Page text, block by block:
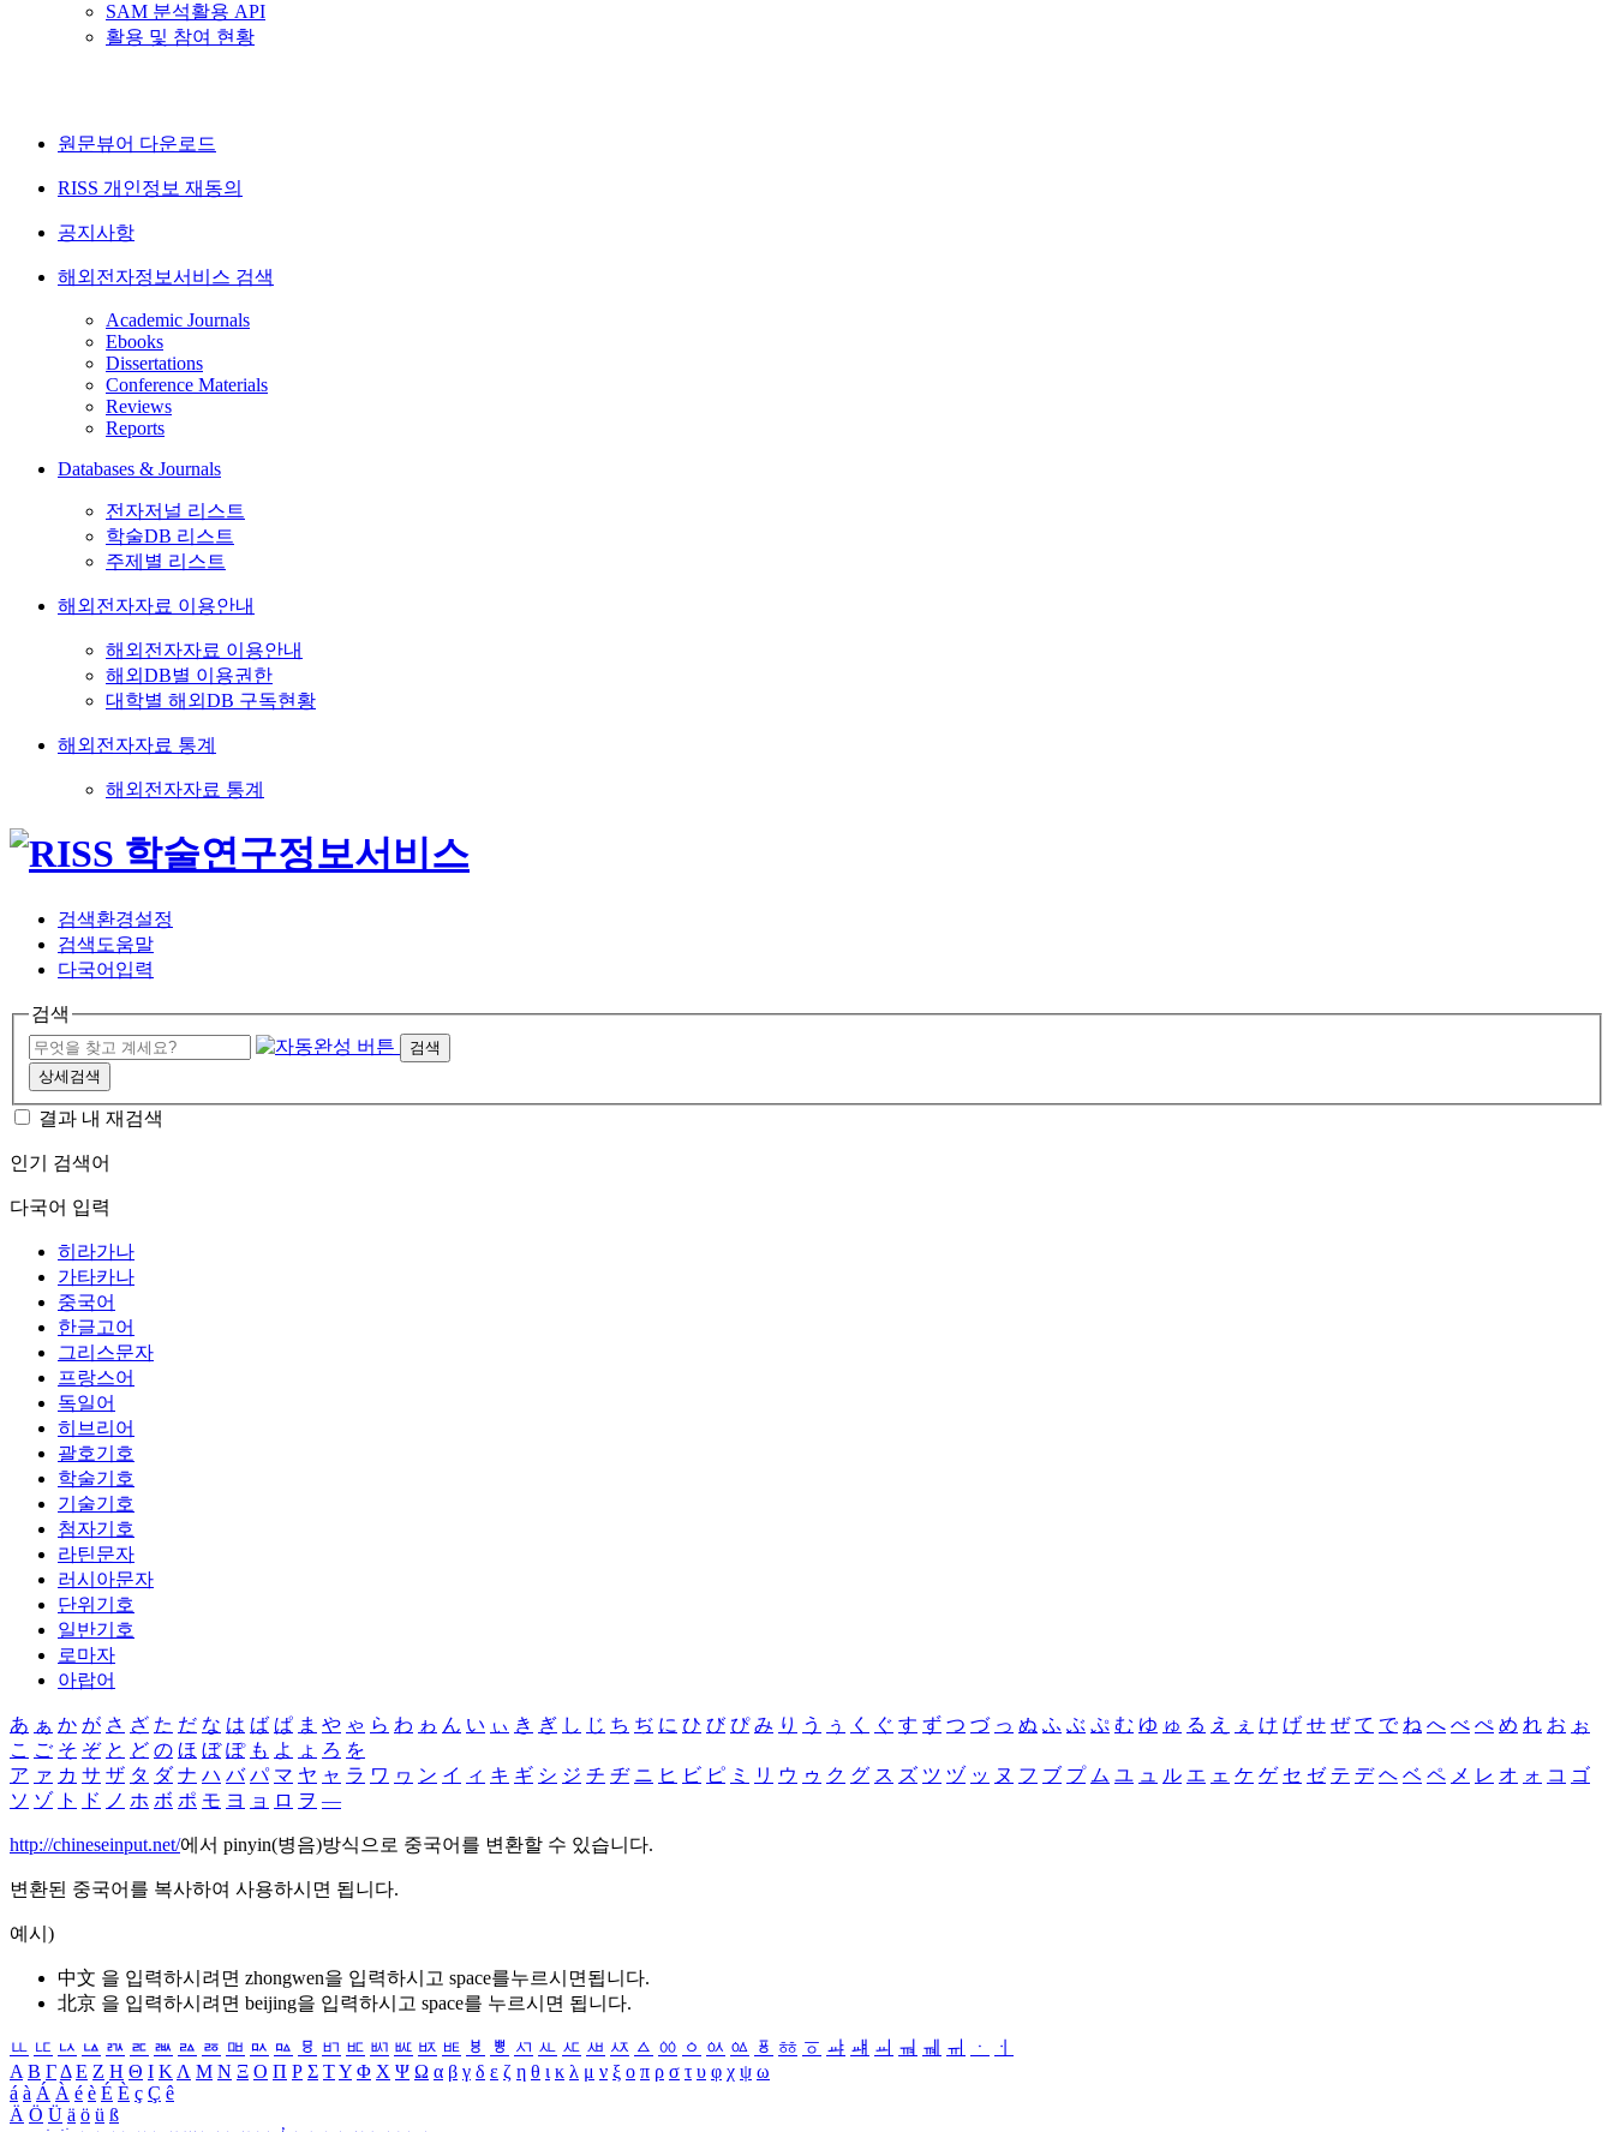
SAM 분석활용 API
활용 및 참여 현황
원문뷰어 다운로드
RISS 개인정보 재동의
공지사항
해외전자정보서비스 검색
Academic Journals
Ebooks
Dissertations
Conference Materials
Reviews
Reports
Databases & Journals
전자저널 리스트
학술DB 리스트
주제별 리스트
해외전자자료 이용안내
해외전자자료 이용안내
해외DB별 이용권한
대학별 해외DB 구독현황
해외전자자료 통계
해외전자자료 통계
검색환경설정
검색도움말
다국어입력
검색
검색
상세검색
결과 내 재검색
인기 검색어
다국어 입력
히라가나
가타카나
중국어
한글고어
그리스문자
프랑스어
독일어
히브리어
괄호기호
학술기호
기술기호
첨자기호
라틴문자
러시아문자
단위기호
일반기호
로마자
아랍어
あ ぁ か が さ ざ た だ な は ば ぱ ま や ゃ ら わ ゎ ん い ぃ き ぎ し じ ち ぢ に ひ び ぴ み り う ぅ く ぐ す ず つ づ っ ぬ ふ ぶ ぷ む ゆ ゅ る え ぇ け げ せ ぜ て で ね へ べ ぺ め れ お ぉ
こ ご そ ぞ と ど の ほ ぼ ぽ も よ ょ ろ を
ア ァ カ サ ザ タ ダ ナ ハ バ パ マ ヤ ャ ラ ワ ヮ ン イ ィ キ ギ シ ジ チ ヂ ニ ヒ ビ ピ ミ リ ウ ゥ ク グ ス ズ ツ ヅ ッ ヌ フ ブ プ ム ユ ュ ル エ ェ ケ ゲ セ ゼ テ デ ヘ ベ ペ メ レ オ ォ コ ゴ
ソ ゾ ト ド ノ ホ ボ ポ モ ヨ ョ ロ ヲ ―
http://chineseinput.net/에서 pinyin(병음)방식으로 중국어를 변환할 수 있습니다.
변환된 중국어를 복사하여 사용하시면 됩니다.
예시)
中文 을 입력하시려면 zhongwen을 입력하시고 space를누르시면됩니다.
北京 을 입력하시려면 beijing을 입력하시고 space를 누르시면 됩니다.
ㅥ ㅦ ㅧ ㅨ ㅩ ㅪ ㅫ ㅬ ㅭ ㅮ ㅯ ㅰ ㅱ ㅲ ㅳ ㅴ ㅵ ㅶ ㅷ ㅸ ㅹ ㅺ ㅻ ㅼ ㅽ ㅾ ㅿ ㆀ ㆁ ㆂ ㆃ ㆄ ㆅ ㆆ ㆇ ㆈ ㆉ ㆊ ㆋ ㆌ ㆍ
ㆎ
Α Β ΓΔ Ε Ζ Η Θ Ι ΚΛ Μ Ν Ξ Ο Π Ρ Σ ΤΥ Φ Χ Ψ Ω α β γ δ ε ζ η θ ι κ λ μ ν ξ ο π ρ σ τ υ φ χ ψ ω
á à Á À é è É È ç Ç ê
Ä Ö Ü ä ö ü ß